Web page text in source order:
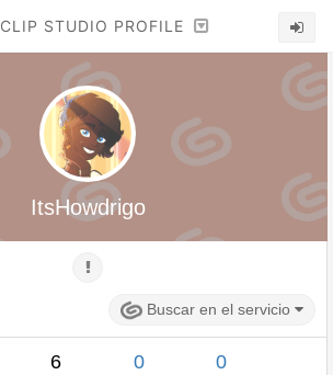
CLIP STUDIO PROFILE
ItsHowdrigo
Buscar en el servicio
6 0 0